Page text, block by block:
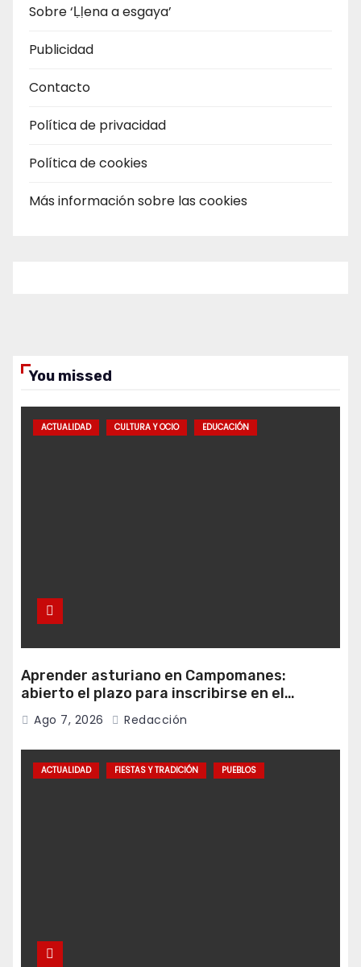
Sobre ‘Ḷḷena a esgaya’
Publicidad
Contacto
Política de privacidad
Política de cookies
Más información sobre las cookies
You missed
ACTUALIDAD CULTURA Y OCIO EDUCACIÓN
Aprender asturiano en Campomanes:
abierto el plazo para inscribirse en el
programa Falamos
Ago 7, 2026 Redacción
ACTUALIDAD FIESTAS Y TRADICIÓN PUEBLOS